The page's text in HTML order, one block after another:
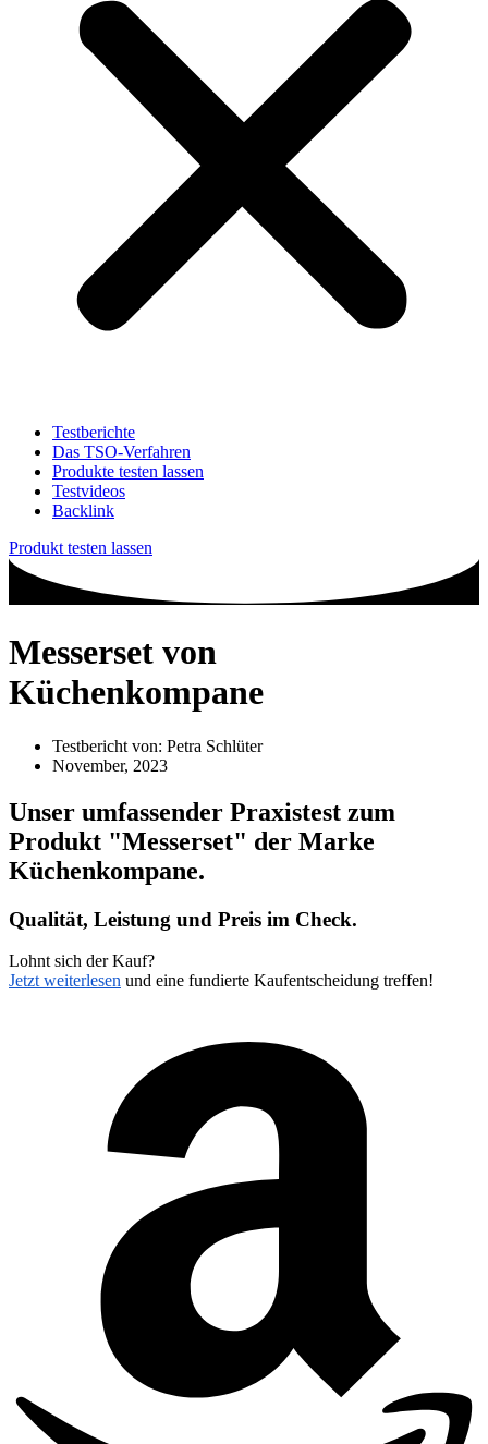
Testberichte
Das TSO-Verfahren
Produkte testen lassen
Testvideos
Backlink
Produkt testen lassen
Messerset von
Küchenkompane
Testbericht von: Petra Schlüter
November, 2023
Unser umfassender Praxistest zum
Produkt "Messerset" der Marke
Küchenkompane.
Qualität, Leistung und Preis im Check.
Lohnt sich der Kauf?
Jetzt weiterlesen und eine fundierte Kaufentscheidung treffen!